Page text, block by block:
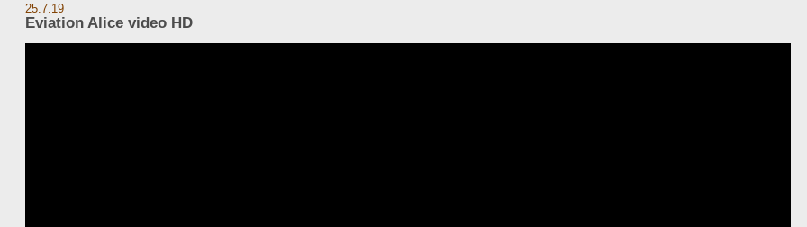
25.7.19
Eviation Alice video HD